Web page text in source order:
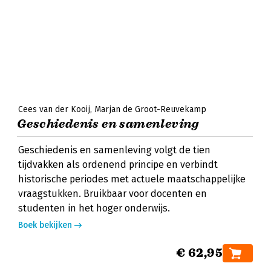
Cees van der Kooij Marjan de Groot-Reuvekamp
Geschiedenis en samenleving
Geschiedenis en samenleving volgt de tien
tijdvakken als ordenend principe en verbindt
historische periodes met actuele maatschappelijke
vraagstukken. Bruikbaar voor docenten en
studenten in het hoger onderwijs.
Boek bekijken
€ 62,95